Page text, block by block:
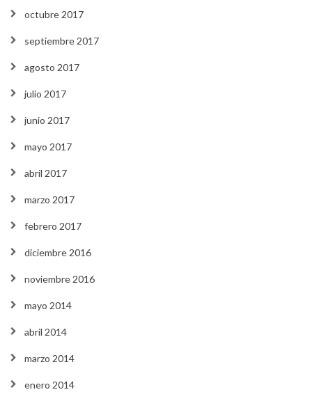
octubre 2017
septiembre 2017
agosto 2017
julio 2017
junio 2017
mayo 2017
abril 2017
marzo 2017
febrero 2017
diciembre 2016
noviembre 2016
mayo 2014
abril 2014
marzo 2014
enero 2014